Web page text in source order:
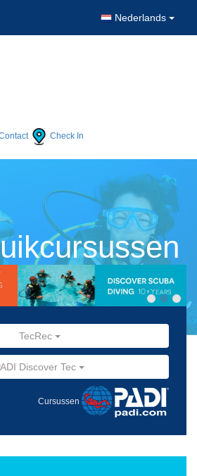
Nederlands
Check In
TecRec
Discover Tec
Cursussen